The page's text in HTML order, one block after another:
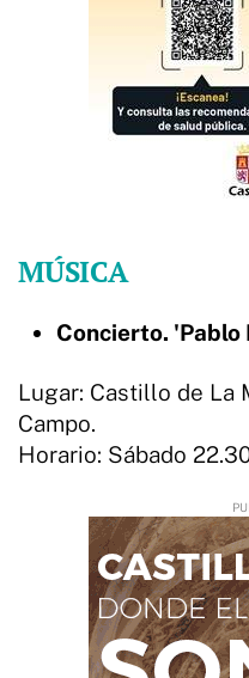
MÚSICA
Concierto. 'Pablo
Lugar: Castillo de La
Campo.
Horario: Sábado